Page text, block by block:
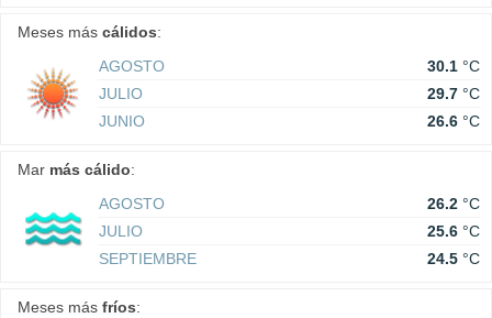
Meses más cálidos:
AGOSTO
30.1 °C
JULIO
29.7 °C
JUNIO
26.6 °C
Mar más cálido:
AGOSTO
26.2 °C
JULIO
25.6 °C
SEPTIEMBRE
24.5 °C
Meses más fríos: